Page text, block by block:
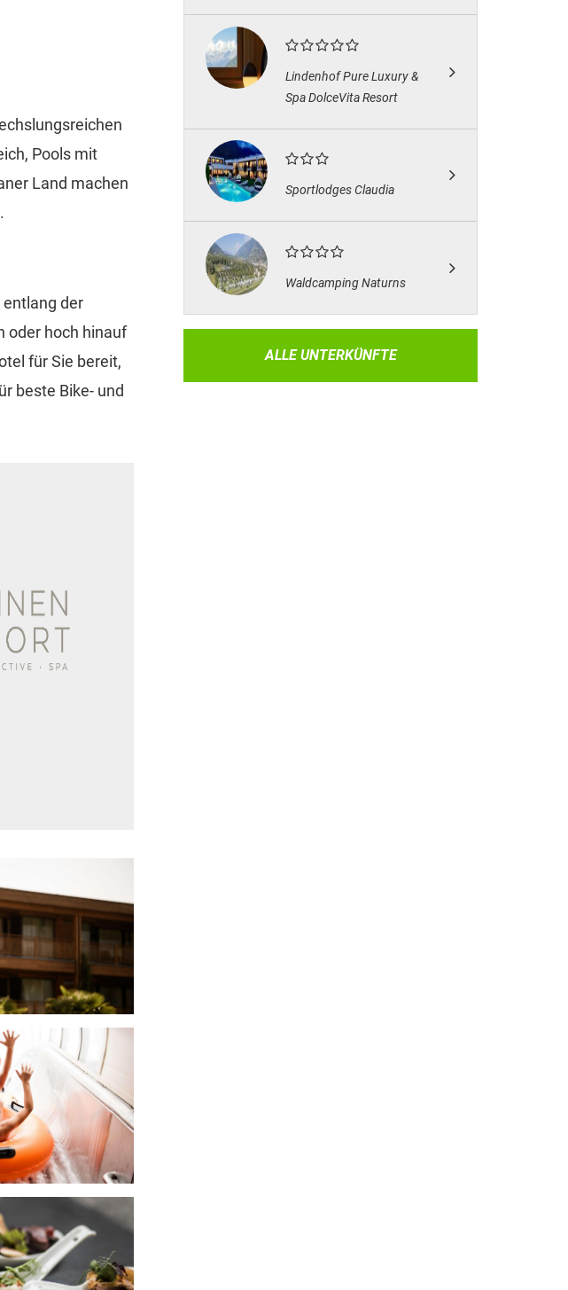
Pools mit
Land machen
entlang der
oder hoch hinauf
für Sie bereit,
beste Bike- und
Lindenhof Pure Luxury &
Spa DolceVita Resort
Sportlodges Claudia
Waldcamping Naturns
ALLE UNTERKÜNFTE